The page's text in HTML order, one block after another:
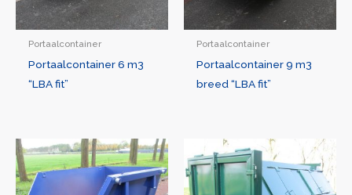
Portaalcontainer
Portaalcontainer 6 m3
“LBA fit”
Portaalcontainer
Portaalcontainer 9 m3
breed “LBA fit”